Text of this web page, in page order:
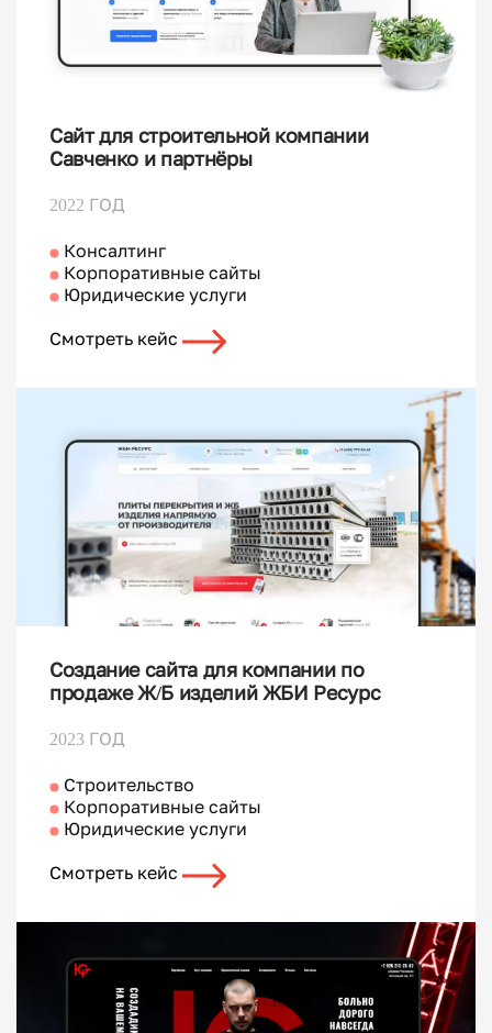
Сайт для строительной компании
Савченко и партнёры
2022 ГОД
Консалтинг
Корпоративные сайты
Юридические услуги
Смотреть кейс
Создание сайта для компании по
продаже Ж/Б изделий ЖБИ Ресурс
2023 ГОД
Строительство
Корпоративные сайты
Юридические услуги
Смотреть кейс